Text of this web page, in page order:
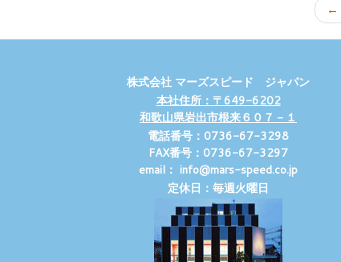
←
株式会社 マーズスピード ジャパン
本社住所：〒649-6202
和歌山県岩出市根来６０７－１
電話番号：0736-67-3298
FAX番号：0736-67-3297
email： info@mars-speed.co.jp
定休日：毎週火曜日